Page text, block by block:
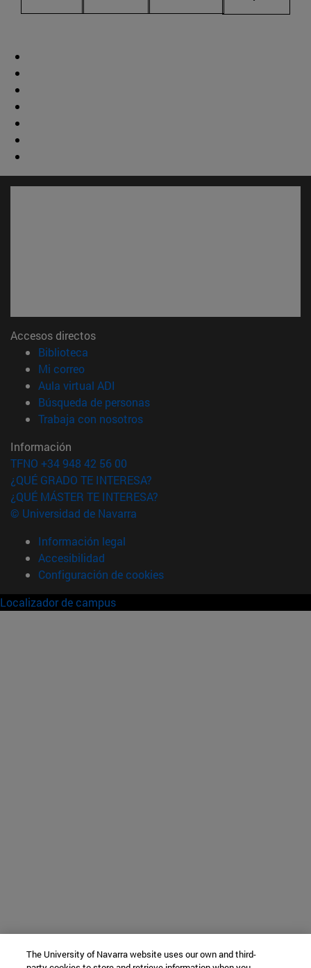
Accesos directos
Biblioteca
Mi correo(abre en nueva ventana)
Aula virtual ADI
Búsqueda de personas(abre en nueva ventana)
Trabaja con nosotros(abre en nueva ventana)
Información
TFNO +34 948 42 56 00
¿QUÉ GRADO TE INTERESA?
¿QUÉ MÁSTER TE INTERESA?
© Universidad de Navarra
Información legal
Accesibilidad
Configuración de cookies
Localizador de campus
The University of Navarra website uses our own and third-